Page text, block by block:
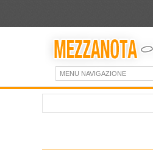
MENU NAVIGAZIONE